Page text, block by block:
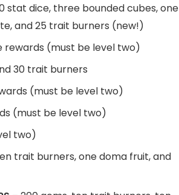
stat dice, three bounded cubes, one
and 25 trait burners (new!)
rewards (must be level two)
30 trait burners
(must be level two)
(must be level two)
two)
trait burners, one doma fruit, and